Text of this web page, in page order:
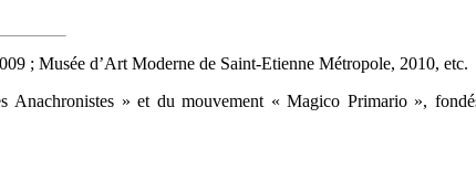
; Musée d’Art Moderne de Saint-Etienne Métropole, 2010, etc.
» et du mouvement « Magico Primario »,